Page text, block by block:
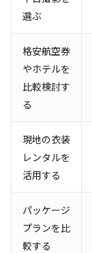
選ぶ
格安航空券
やホテルを
比較検討す
る
現地の衣装
レンタルを
活用する
パッケージ
プランを比
較する